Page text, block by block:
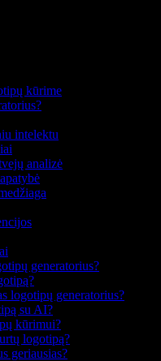
kūrime
intelektu
analizė
generatorius?
logotipų generatorius?
su AI?
kūrimui?
logotipą?
geriausias?